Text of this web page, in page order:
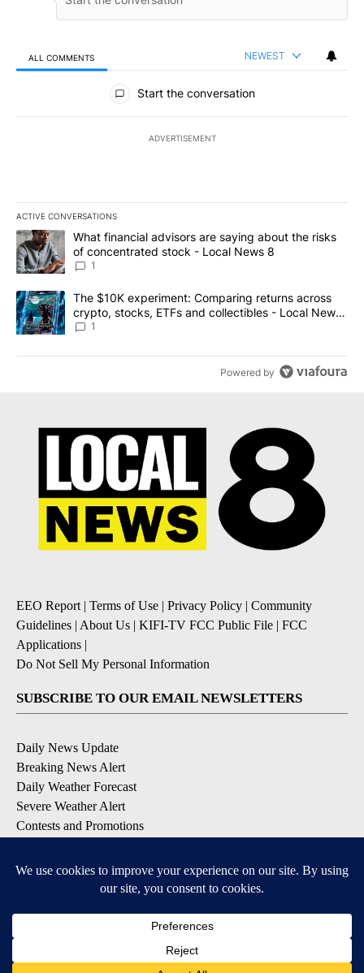
ALL COMMENTS NEWEST
All Comments
Start the conversation
ADVERTISEMENT
ACTIVE CONVERSATIONS
The following is a list of the most commented articles in the last
A trending article titled "What financial advisors are saying
What financial advisors are saying about the risks
of concentrated stock - Local News 8
1
A trending article titled "The $10K experiment: Comparing
The $10K experiment: Comparing returns across
crypto, stocks, ETFs and collectibles - Local News
8
1
Powered by
EEO Report | Terms of Use | Privacy Policy | Community
Guidelines | About Us | KIFI-TV FCC Public File | FCC
Applications |
Do Not Sell My Personal Information
SUBSCRIBE TO OUR EMAIL NEWSLETTERS
Daily News Update
Breaking News Alert
Daily Weather Forecast
Severe Weather Alert
Contests and Promotions